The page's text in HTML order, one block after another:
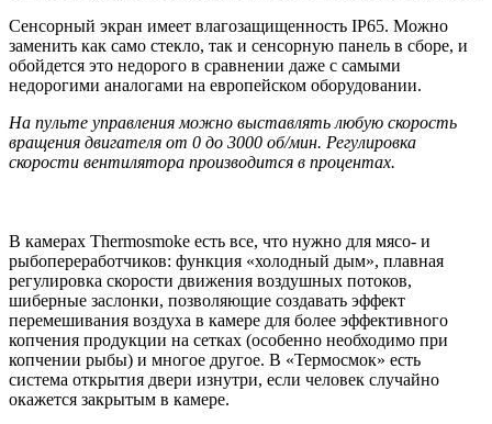
Сенсорный экран имеет влагозащищенность IP65. Можно
заменить как само стекло, так и сенсорную панель в сборе, и
обойдется это недорого в сравнении даже с самыми
недорогими аналогами на европейском оборудовании.
На пульте управления можно выставлять любую скорость
вращения двигателя от 0 до 3000 об/мин. Регулировка
скорости вентилятора производится в процентах.
В камерах Thermosmoke есть все, что нужно для мясо- и
рыбопереработчиков: функция «холодный дым», плавная
регулировка скорости движения воздушных потоков,
шиберные заслонки, позволяющие создавать эффект
перемешивания воздуха в камере для более эффективного
копчения продукции на сетках (особенно необходимо при
копчении рыбы) и многое другое. В «Термосмок» есть
система открытия двери изнутри, если человек случайно
окажется закрытым в камере.